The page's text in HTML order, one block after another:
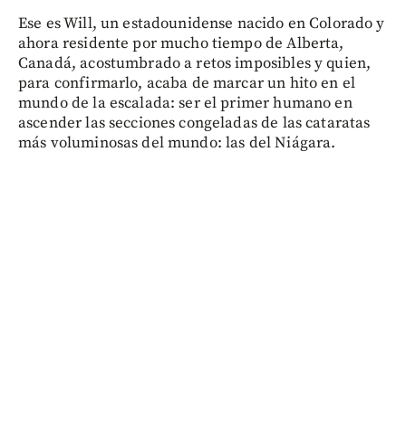
Ese es Will, un estadounidense nacido en Colorado y
ahora residente por mucho tiempo de Alberta,
Canadá, acostumbrado a retos imposibles y quien,
para confirmarlo, acaba de marcar un hito en el
mundo de la escalada: ser el primer humano en
ascender las secciones congeladas de las cataratas
más voluminosas del mundo: las del Niágara.